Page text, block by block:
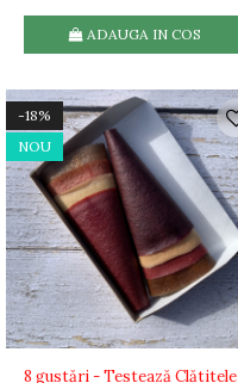
ADAUGA IN COS
-18%
NOU
8 gustări - Testează Clătitele